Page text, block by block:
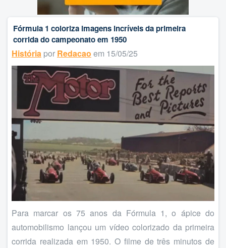
Fórmula 1 coloriza imagens incríveis da primeira
corrida do campeonato em 1950
História por Redacao em 15/05/25
Para marcar os 75 anos da Fórmula 1, o ápice do
automobilismo lançou um vídeo colorizado da primeira
corrida realizada em 1950. O filme de três minutos de